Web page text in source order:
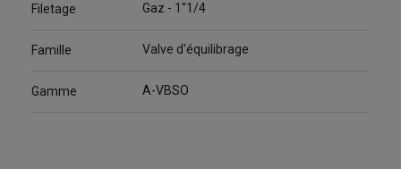
Filetage Gaz - 1"1/4
Famille Valve d'équilibrage
Gamme A-VBSO